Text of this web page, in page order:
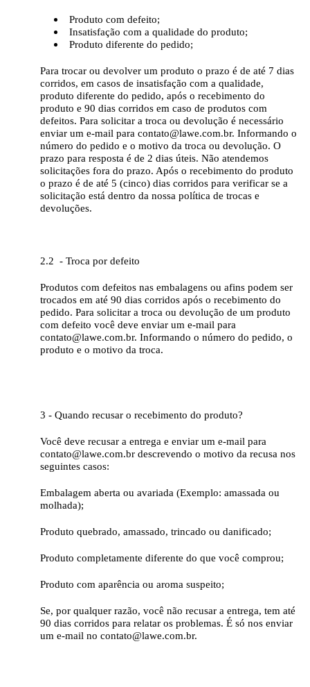
Produto com defeito;
Insatisfação com a qualidade do produto;
Produto diferente do pedido;
Para trocar ou devolver um produto o prazo é de até 7 dias
corridos, em casos de insatisfação com a qualidade,
produto diferente do pedido, após o recebimento do
produto e 90 dias corridos em caso de produtos com
defeitos. Para solicitar a troca ou devolução é necessário
enviar um e-mail para contato@lawe.com.br. Informando o
número do pedido e o motivo da troca ou devolução. O
prazo para resposta é de 2 dias úteis. Não atendemos
solicitações fora do prazo. Após o recebimento do produto
o prazo é de até 5 (cinco) dias corridos para verificar se a
solicitação está dentro da nossa política de trocas e
devoluções.
2.2 - Troca por defeito
Produtos com defeitos nas embalagens ou afins podem ser
trocados em até 90 dias corridos após o recebimento do
pedido. Para solicitar a troca ou devolução de um produto
com defeito você deve enviar um e-mail para
contato@lawe.com.br. Informando o número do pedido, o
produto e o motivo da troca.
3 - Quando recusar o recebimento do produto?
Você deve recusar a entrega e enviar um e-mail para
contato@lawe.com.br descrevendo o motivo da recusa nos
seguintes casos:
Embalagem aberta ou avariada (Exemplo: amassada ou
molhada);
Produto quebrado, amassado, trincado ou danificado;
Produto completamente diferente do que você comprou;
Produto com aparência ou aroma suspeito;
Se, por qualquer razão, você não recusar a entrega, tem até
90 dias corridos para relatar os problemas. É só nos enviar
um e-mail no contato@lawe.com.br.